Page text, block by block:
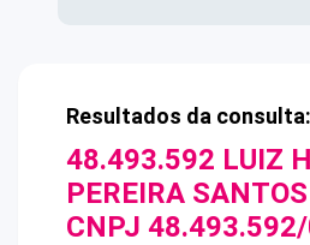
Resultados da consulta:
48.493.592 LUIZ
PEREIRA
CNPJ